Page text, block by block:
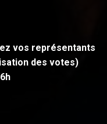
vos représentants
des votes)